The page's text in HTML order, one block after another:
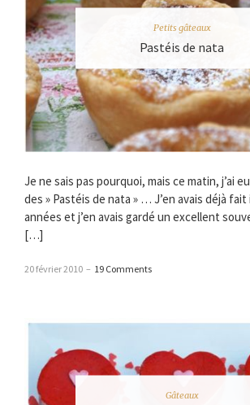
Petits gâteaux
Pastéis de nata
Je ne sais pas pourquoi, mais ce matin, j’ai
des » Pastéis de nata » … J’en avais déjà fait
années et j’en avais gardé un excellent
[…]
20 février 2010 – 19 Comments
Gâteaux